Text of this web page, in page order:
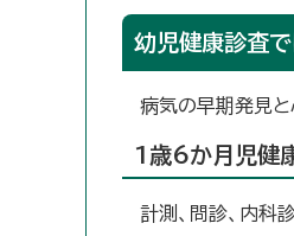
幼児健康診査
病気の早期発見と
1歳6か月児健
計測、問診、内科